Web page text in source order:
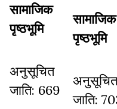
सामाजिक
पृष्ठभूमि
अनुसूचित
जाति: 669
सामाजिक
पृष्ठभूमि
अनुसूचित
जाति: